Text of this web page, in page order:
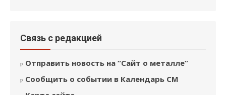
Связь с редакцией
Отправить новость на “Сайт о металле”
Сообщить о событии в Календарь СМ